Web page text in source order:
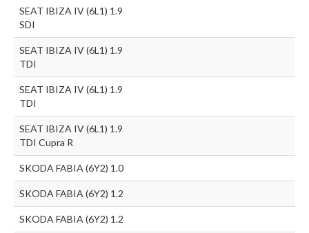
SEAT IBIZA IV (6L1) 1.9
SDI
SEAT IBIZA IV (6L1) 1.9
TDI
SEAT IBIZA IV (6L1) 1.9
TDI
SEAT IBIZA IV (6L1) 1.9
TDI Cupra R
SKODA FABIA (6Y2) 1.0
SKODA FABIA (6Y2) 1.2
SKODA FABIA (6Y2) 1.2